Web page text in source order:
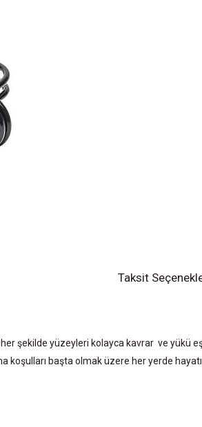
Taksit
şekilde yüzeyleri kolayca kavrar ve yükü
başta olmak üzere her yerde